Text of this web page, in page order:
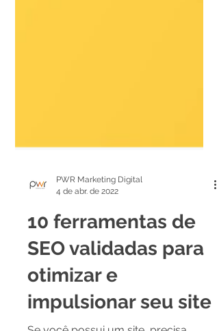
PWR Marketing Digital
4 de abr. de 2022
10 ferramentas de
SEO validadas para
otimizar e